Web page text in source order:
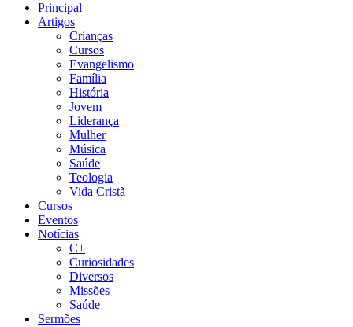
Principal
Artigos
Crianças
Cursos
Evangelismo
Família
História
Jovem
Liderança
Mulher
Música
Saúde
Teologia
Vida Cristã
Cursos
Eventos
Notícias
C+
Curiosidades
Diversos
Missões
Saúde
Sermões